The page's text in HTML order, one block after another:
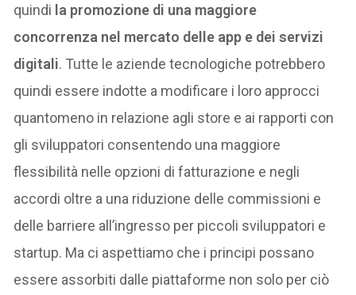
quindi la promozione di una maggiore
concorrenza nel mercato delle app e dei servizi
digitali. Tutte le aziende tecnologiche potrebbero
quindi essere indotte a modificare i loro approcci
quantomeno in relazione agli store e ai rapporti con
gli sviluppatori consentendo una maggiore
flessibilità nelle opzioni di fatturazione e negli
accordi oltre a una riduzione delle commissioni e
delle barriere all’ingresso per piccoli sviluppatori e
startup. Ma ci aspettiamo che i principi possano
essere assorbiti dalle piattaforme non solo per ciò